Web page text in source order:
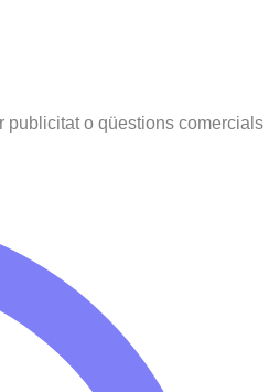
publicitat o qüestions comercials